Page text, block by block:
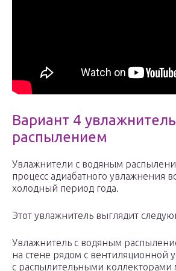
Вариант 4
распылением
Увлажнители с водяным
процесс адиабатного увлажнения
холодный период года.
Этот увлажнитель выглядит
Увлажнитель с водяным
на стене рядом с вентиляционной
с распылительными коллекторами